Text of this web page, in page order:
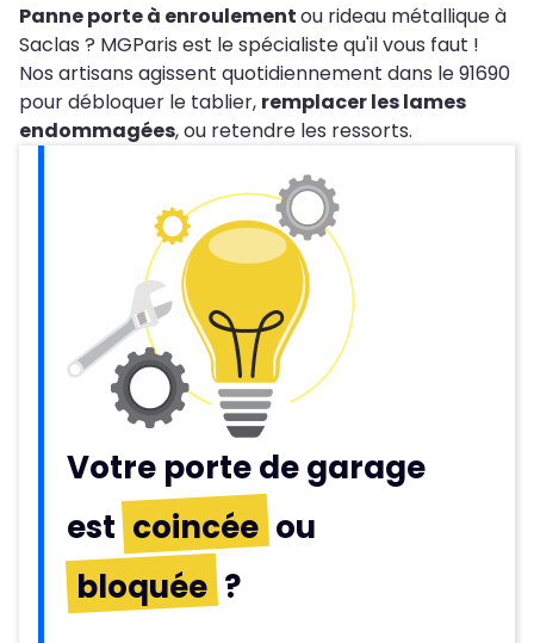
Panne porte à enroulementou rideau métallique à
Saclas ? MGParis est le spécialiste qu'il vous faut !
Nos artisans agissent quotidiennement dans le 91690
pour débloquer le tablier, remplacer les lames
endommagées, ou retendre les ressorts.
Votre porte de garage
est coincée ou
bloquée ?